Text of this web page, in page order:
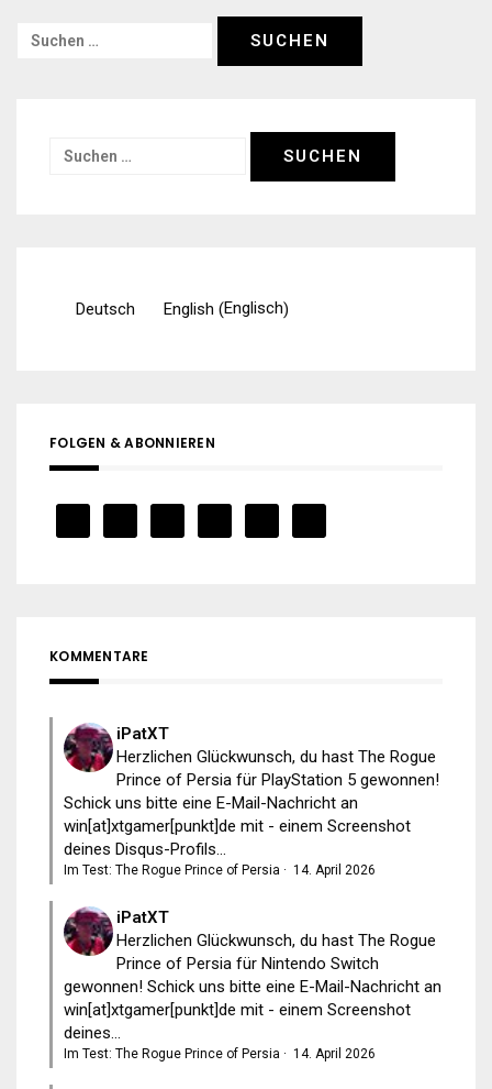
Suchen
Suchen
Deutsch English (Englisch)
FOLGEN & ABONNIEREN
KOMMENTARE
iPatXT
Herzlichen Glückwunsch, du hast The Rogue
Prince of Persia für PlayStation 5 gewonnen!
Schick uns bitte eine E-Mail-Nachricht an
win[at]xtgamer[punkt]de mit - einem Screenshot
deines Disqus-Profils...
Im Test: The Rogue Prince of Persia · 14. April 2026
iPatXT
Herzlichen Glückwunsch, du hast The Rogue
Prince of Persia für Nintendo Switch
gewonnen! Schick uns bitte eine E-Mail-Nachricht an
win[at]xtgamer[punkt]de mit - einem Screenshot
deines...
Im Test: The Rogue Prince of Persia · 14. April 2026